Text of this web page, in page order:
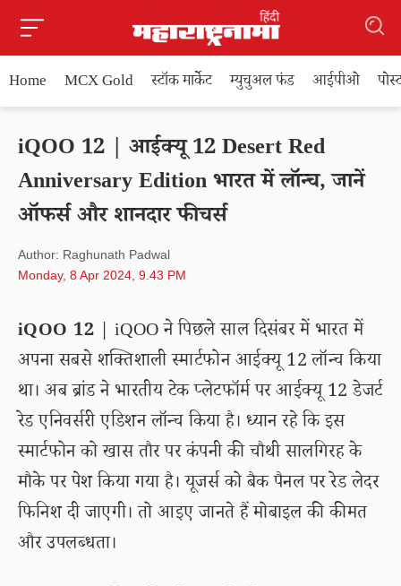
Home MCX Gold स्टॉक मार्केट म्युचुअल फंड आईपीओ
iQOO 12 | आईक्यू 12 Desert Red
Anniversary Edition भारत में लॉन्च, जानें
ऑफर्स और शानदार फीचर्स
Author: Raghunath Padwal
Monday, 8 Apr 2024, 9.43 PM
iQOO 12 | iQOO ने पिछले साल दिसंबर में भारत में
अपना सबसे शक्तिशाली स्मार्टफोन आईक्यू 12 लॉन्च किया
था। अब ब्रांड ने भारतीय टेक प्लेटफॉर्म पर आईक्यू 12 डेजर्ट
रेड एनिवर्सरी एडिशन लॉन्च किया है। ध्यान रहे कि इस
स्मार्टफोन को खास तौर पर कंपनी की चौथी सालगिरह के
मौके पर पेश किया गया है। यूजर्स को बैक पैनल पर रेड लेदर
फिनिश दी जाएगी। तो आइए जानते हैं मोबाइल की कीमत
और उपलब्धता।